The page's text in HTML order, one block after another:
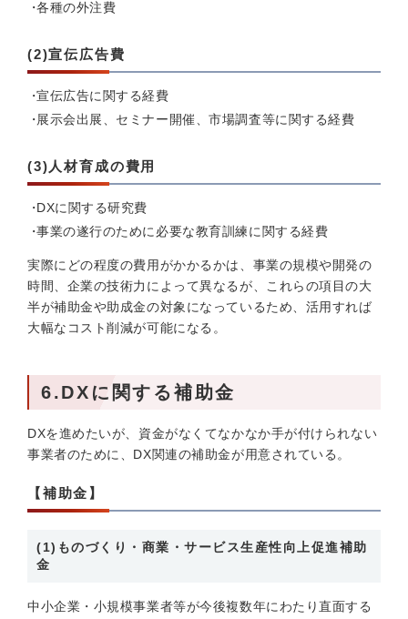
各種の外注費
(2)宣伝広告費
宣伝広告に関する経費
展示会出展、セミナー開催、市場調査等に関する経費
(3)人材育成の費用
DXに関する研究費
事業の遂行のために必要な教育訓練に関する経費
実際にどの程度の費用がかかるかは、事業の規模や開発の
時間、企業の技術力によって異なるが、これらの項目の大
半が補助金や助成金の対象になっているため、活用すれば
大幅なコスト削減が可能になる。
6.DXに関する補助金
DXを進めたいが、資金がなくてなかなか手が付けられない
事業者のために、DX関連の補助金が用意されている。
【補助金】
(1)ものづくり・商業・サービス生産性向上促進補助
金
中小企業・小規模事業者等が今後複数年にわたり直面する